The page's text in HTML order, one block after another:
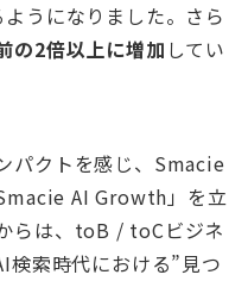
うになりました。さら
の2倍以上に増加 してい
パクトを感じ、Smacie
AI Growth」を立
らは、toB / toCビジネ
検索時代における”見つ